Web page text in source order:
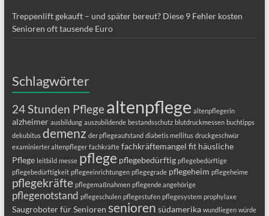
Treppenlift gekauft – und später bereut? Diese 9 Fehler kosten
Senioren oft tausende Euro
Schlagwörter
24 Stunden Pflegealtenpflege altenpflegerin
alzheimer ausbildung auszubildende bestandsschutz blutdruckmessen buchtipps
dekubitus demenz der pflegeaufstand diabetis mellitus druckgeschwür
examinierter altenpfleger fachkräfte fachkräftemangel fit häusliche
Pflege leitbild messe pflege pflegebedürftig pflegebedürftige
pflegebedürftigkeit pflegeeinrichtungen pflegegrade pflegeheim pflegeheime
pflegekräfte pflegemaßnahmen pflegende angehörige
pflegenotstand pflegeschulen pflegestufen pflegesystem prophylaxe
Saugroboter für Senioren senioren südamerika wundliegen würde